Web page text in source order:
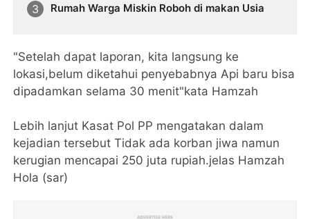
Rumah Warga Miskin Roboh di makan Usia
"Setelah dapat laporan, kita langsung ke
lokasi,belum diketahui penyebabnya Api baru bisa
dipadamkan selama 30 menit"kata Hamzah
Lebih lanjut Kasat Pol PP mengatakan dalam
kejadian tersebut Tidak ada korban jiwa namun
kerugian mencapai 250 juta rupiah.jelas Hamzah
Hola (sar)